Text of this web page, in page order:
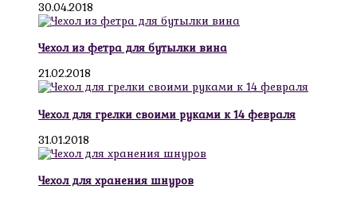
30.04.2018
Чехол из фетра для бутылки вина
21.02.2018
Чехол для грелки своими руками к 14 февраля
31.01.2018
Чехол для хранения шнуров